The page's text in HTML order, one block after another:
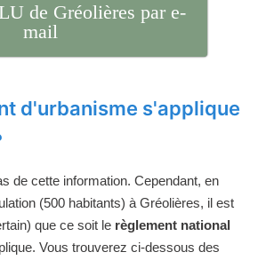
de Gréolières par e-
mail
d'urbanisme s'applique
de cette information. Cependant, en
(500 habitants) à Gréolières, il est
que ce soit le règlement national
Vous trouverez ci-dessous des